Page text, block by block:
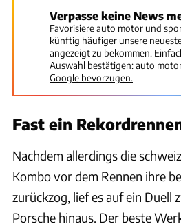
Verpasse keine News
Favorisiere auto motor und
künftig häufiger unsere
angezeigt zu bekommen.
Auswahl bestätigen:auto
Google bevorzugen.
Fast ein
Nachdem allerdings die
Kombo vor dem Rennen ihre
zurückzog, lief es auf ein Duell
Porsche hinaus. Der beste